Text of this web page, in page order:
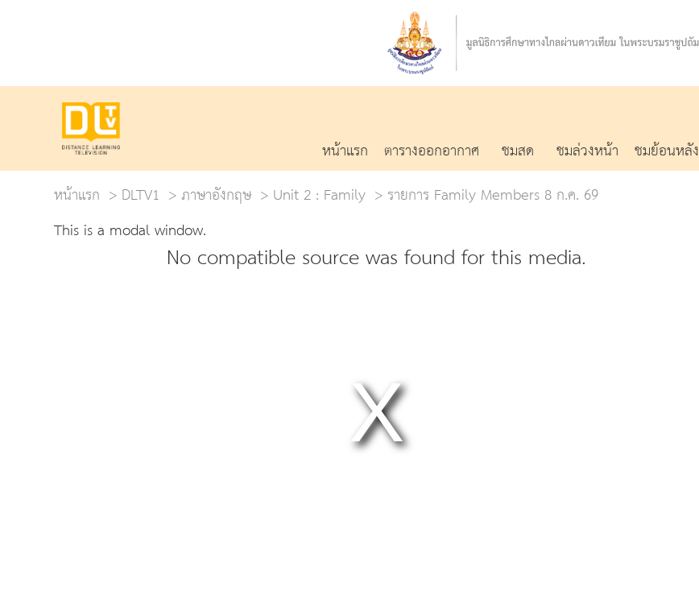
หน้าแรก ตารางออกอากาศ ชมสด ชมล่วงหน้า ชมย้อนหลัง
หน้าแรก
DLTV1 ภาษาอังกฤษ Unit 2 : Family
รายการ Family Members 8 ก.ค. 69
This is a modal window.
No compatible source was found for this media.